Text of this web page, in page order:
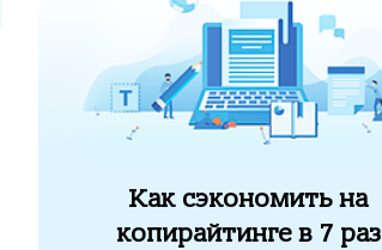
Как сэкономить на
копирайтинге в 7 раз